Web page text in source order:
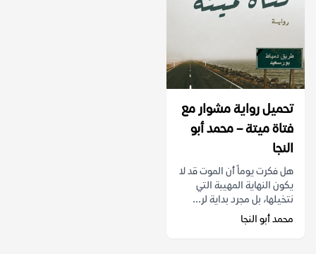
تحميل رواية مشوار مع
فتاة ميتة – محمد أبو
النجا
هل فكرت يوماً أن الموت قد لا
يكون النهاية المهيبة التي
نتخيلها، بل مجرد بداية لر...
محمد أبو النجا